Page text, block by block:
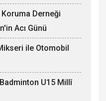
Derneği
Acı Günü
ile Otomobil
U15 Millî